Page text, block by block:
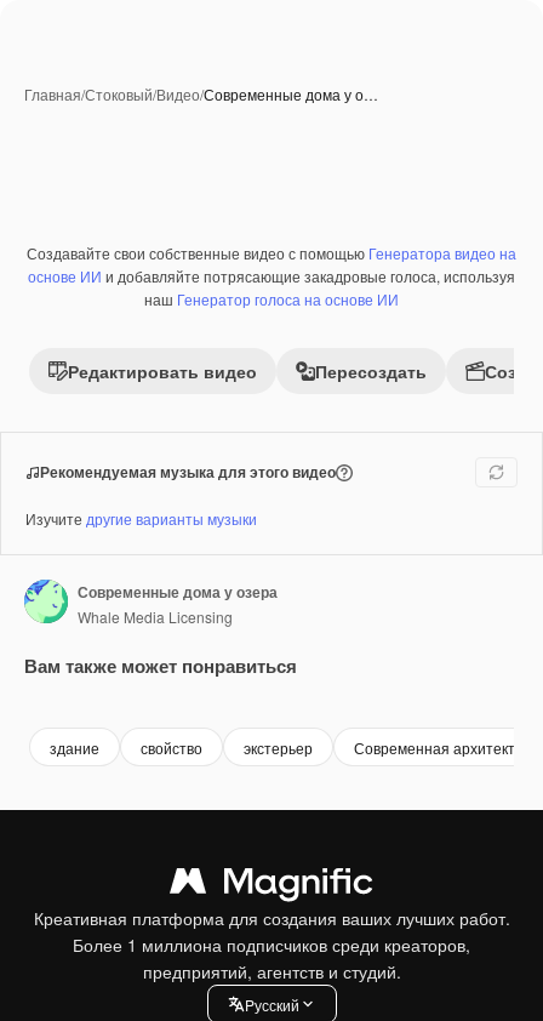
Главная/Стоковый/Видео/Современные дома у о…
ПремиумСозданные при помощи ИИ
Создавайте свои собственные видео с помощью Генератора видео на
основе ИИ и добавляйте потрясающие закадровые голоса, используя
наш Генератор голоса на основе ИИ
Редактировать видео Пересоздать
Рекомендуемая музыка для этого видео
Изучите другие варианты музыки
Современные дома у озера
Whale Media Licensing
Вам также может понравиться
здание свойство экстерьер Современная архитектура
Креативная платформа для создания ваших лучших работ.
Более 1 миллиона подписчиков среди креаторов,
предприятий, агентств и студий.
Pусский